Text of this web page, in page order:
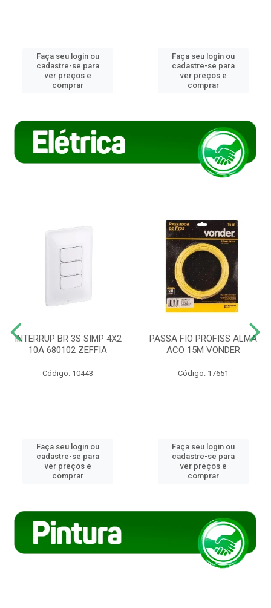
Faça seu login ou
cadastre-se para
ver preços e
comprar
Faça seu login ou
cadastre-se para
ver preços e
comprar
INTERRUP BR 3S SIMP 4X2
10A 680102 ZEFFIA
Código: 10443
Faça seu login ou
cadastre-se para
ver preços e
comprar
PASSA FIO PROFISS ALMA
ACO 15M VONDER
Código: 17651
Faça seu login ou
cadastre-se para
ver preços e
comprar